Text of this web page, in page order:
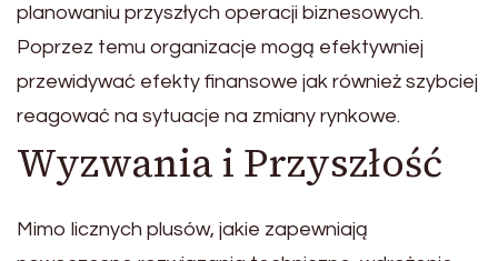
planowaniu przyszłych operacji biznesowych.
Poprzez temu organizacje mogą efektywniej
przewidywać efekty finansowe jak również szybciej
reagować na sytuacje na zmiany rynkowe.
Wyzwania i Przyszłość
Mimo licznych plusów, jakie zapewniają